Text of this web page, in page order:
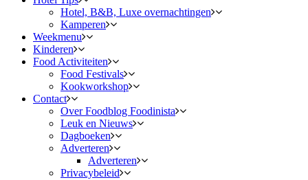
Hotel, B&B, Luxe overnachtingen
Kamperen
Weekmenu
Kinderen
Food Activiteiten
Food Festivals
Kookworkshop
Contact
Over Foodblog Foodinista
Leuk en Nieuws
Dagboeken
Adverteren
Adverteren
Privacybeleid